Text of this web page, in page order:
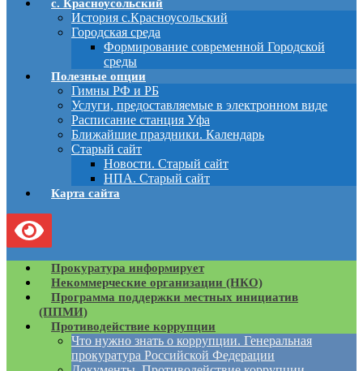
с. Красноусольский
История с.Красноусольский
Городская среда
Формирование современной Городской
среды
Полезные опции
Гимны РФ и РБ
Услуги, предоставляемые в электронном виде
Расписание станция Уфа
Ближайшие праздники. Календарь
Старый сайт
Новости. Старый сайт
НПА. Старый сайт
Карта сайта
Прокуратура информирует
Некоммерческие организации (НКО)
Программа поддержки местных инициатив
(ППМИ)
Противодействие коррупции
Что нужно знать о коррупции. Генеральная
прокуратура Российской Федерации